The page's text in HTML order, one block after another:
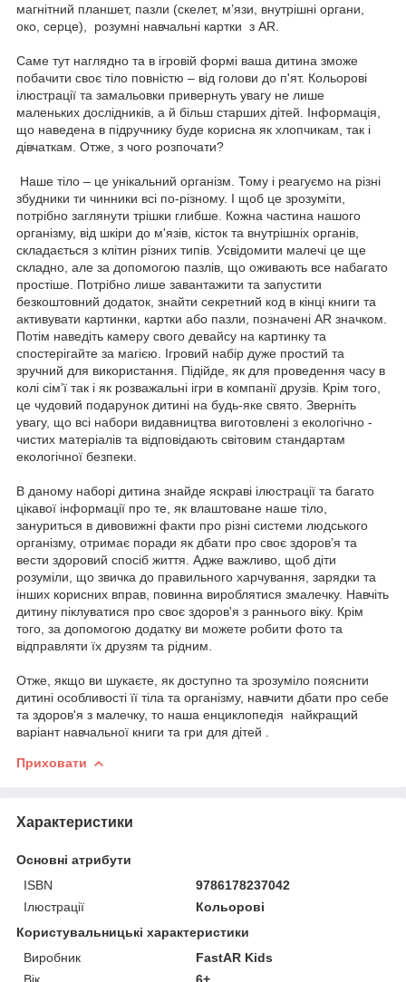
магнітний планшет, пазли (скелет, м’язи, внутрішні органи,
око, серце), розумні навчальні картки з AR.
Саме тут наглядно та в ігровій формі ваша дитина зможе
побачити своє тіло повністю – від голови до п'ят. Кольорові
ілюстрації та замальовки привернуть увагу не лише
маленьких дослідників, а й більш старших дітей. Інформація,
що наведена в підручнику буде корисна як хлопчикам, так і
дівчаткам. Отже, з чого розпочати?
Наше тіло – це унікальний організм. Тому і реагуємо на різні
збудники ти чинники всі по-різному. І щоб це зрозуміти,
потрібно заглянути трішки глибше. Кожна частина нашого
організму, від шкіри до м'язів, кісток та внутрішніх органів,
складається з клітин різних типів. Усвідомити малечі це ще
складно, але за допомогою пазлів, що оживають все набагато
простіше. Потрібно лише завантажити та запустити
безкоштовний додаток, знайти секретний код в кінці книги та
активувати картинки, картки або пазли, позначені АR значком.
Потім наведіть камеру свого девайсу на картинку та
спостерігайте за магією. Ігровий набір дуже простий та
зручний для використання. Підійде, як для проведення часу в
колі сім’ї так і як розважальні ігри в компанії друзів. Крім того,
це чудовий подарунок дитині на будь-яке свято. Зверніть
увагу, що всі набори видавництва виготовлені з екологічно -
чистих матеріалів та відповідають світовим стандартам
екологічної безпеки.
В даному наборі дитина знайде яскраві ілюстрації та багато
цікавої інформації про те, як влаштоване наше тіло,
зануриться в дивовижні факти про різні системи людського
організму, отримає поради як дбати про своє здоров’я та
вести здоровий спосіб життя. Адже важливо, щоб діти
розуміли, що звичка до правильного харчування, зарядки та
інших корисних вправ, повинна вироблятися змалечку. Навчіть
дитину піклуватися про своє здоров'я з раннього віку. Крім
того, за допомогою додатку ви можете робити фото та
відправляти їх друзям та рідним.
Отже, якщо ви шукаєте, як доступно та зрозуміло пояснити
дитині особливості її тіла та організму, навчити дбати про себе
та здоров'я з малечку, то наша енциклопедія найкращий
варіант навчальної книги та гри для дітей .
Приховати
Характеристики
Основні атрибути
ISBN
9786178237042
Ілюстрації
Кольорові
Користувальницькі характеристики
Виробник
FastAR Kids
Вік
6+